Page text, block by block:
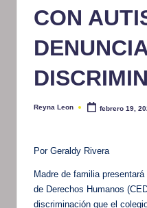
CON
Publicado
Reyna Leon febrero 19,
Por Geraldy Rivera
Madre de familia
de Derechos Humanos
discriminación que el